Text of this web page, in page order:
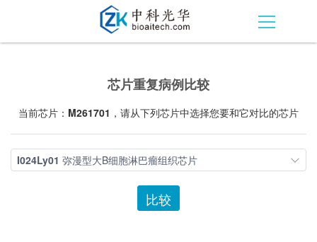
芯片重复病例比较
当前芯片： M261701 ，请从下列芯片中选择您要和它对比的芯片
I024Ly01 弥漫型大B细胞淋巴瘤组织芯片
比较